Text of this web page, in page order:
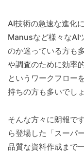
AI技術の急速な進化
Manusなど様々なAI
のか迷っている方も
や調査のために効率
というワークフロー
持ちの方も多いでしょ
そんな方々に朗報で
ら登場した「スーパ
品質な資料作成まで